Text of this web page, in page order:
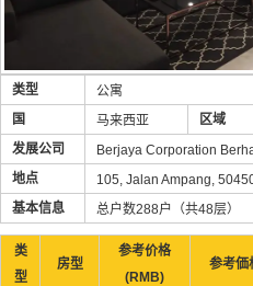
类型
公寓
国
马来西亚 区域
发展公司
Berjaya Corporation
地点
105, Jalan Ampang,
基本信息
总户数288户（共48层）
类
型
房型
参考价格
(RMB)
参考価